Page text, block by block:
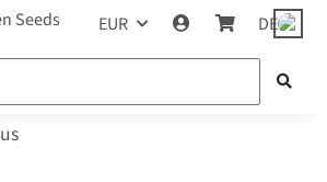
EUR DE